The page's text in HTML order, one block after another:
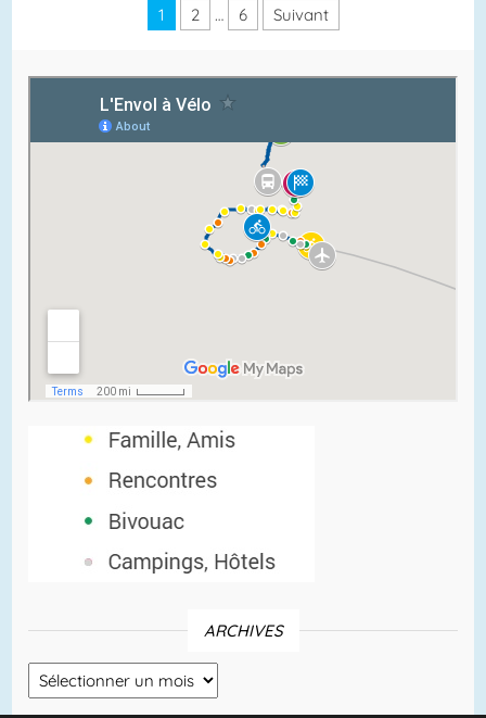
Pagination des publications
1 2 … 6 Suivant
ARCHIVES
Archives